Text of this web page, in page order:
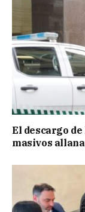
El descargo
masivos